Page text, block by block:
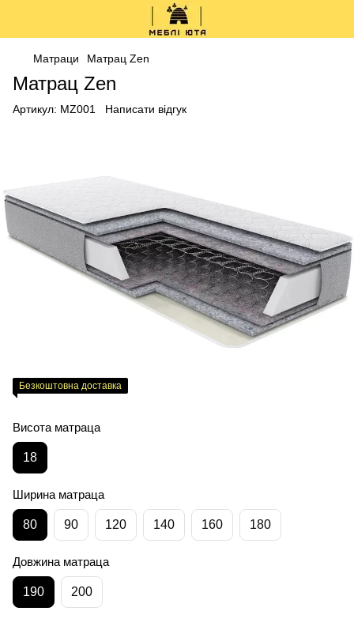
Матраци Матрац Zen
Матрац Zen
Артикул: MZ001 Написати відгук
Безкоштовна доставка
Висота матраца
18
Ширина матраца
80 90 120 140 160 180
Довжина матраца
190 200